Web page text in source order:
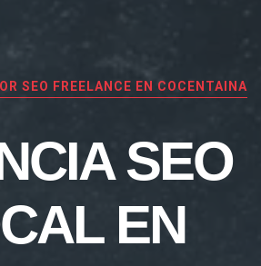
FREELANCE EN COCENTAINA
SEO
EN